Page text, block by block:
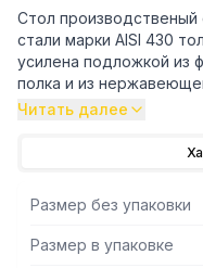
Стол
стали марки AISI 430
усилена подложкой из
полка и из
0,8мм. Ножки каркаса
Регулируемые опоры. У
равнораспределенная
разобранном виде. В
Читать далее
Размер без упаковки
Размер в упаковке